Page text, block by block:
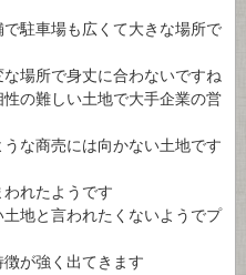
駐車場も広くて大きな場所で
場所で身丈に合わないですね
の難しい土地で大手企業の営
な商売には向かない土地です
れたようです
地と言われたくないようでプ
が強く出てきます